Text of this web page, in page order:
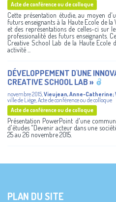
Acte de conférence ou de colloque
Cette présentation étudie, au moyen
futurs enseignants à la Haute Ecole de
et des représentations de celles-ci sur
professionalité des futurs enseignants.
Creative School Lab de la Haute
activité ...
DÉVELOPPEMENT D'UNE
CREATIVE SCHOOL LAB »
novembre 2015,Vieujean, Anne-Catherine;
ville de Liège,Acte de conférence ou de colloque
Acte de conférence ou de colloque
Présentation PowerPoint d'une
d'études "Devenir acteur dans une
25 au 26 novembre 2015.
PLAN DU SITE